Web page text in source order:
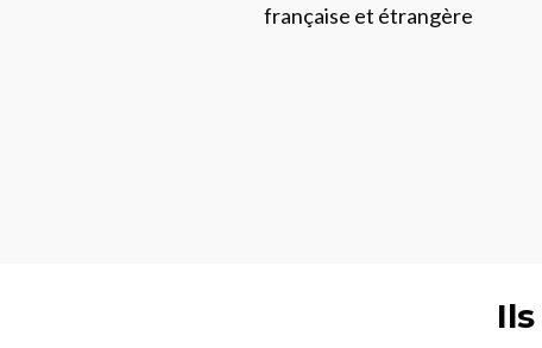
française et étrangère